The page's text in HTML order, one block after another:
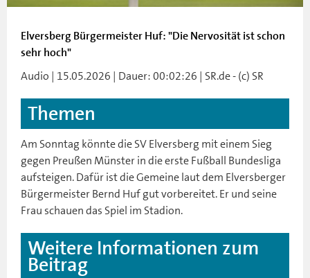
Elversberg Bürgermeister Huf: "Die Nervosität ist schon
sehr hoch"
Audio | 15.05.2026 | Dauer: 00:02:26 | SR.de - (c) SR
Themen
Am Sonntag könnte die SV Elversberg mit einem Sieg
gegen Preußen Münster in die erste Fußball Bundesliga
aufsteigen. Dafür ist die Gemeine laut dem Elversberger
Bürgermeister Bernd Huf gut vorbereitet. Er und seine
Frau schauen das Spiel im Stadion.
Weitere Informationen zum
Beitrag